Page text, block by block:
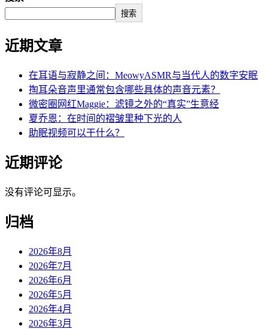
搜索
近期文章
在耳语与寂静之间：MeowyASMR与当代人的数字安眠
掏耳朵音声里通常包含哪些具体的声音元素？
微密圈网红Maggie：滤镜之外的“真实”生意经
夏乔恩：在时间的褶皱里种下光的人
助眠视频可以干什么？
近期评论
没有评论可显示。
归档
2026年8月
2026年7月
2026年6月
2026年5月
2026年4月
2026年3月